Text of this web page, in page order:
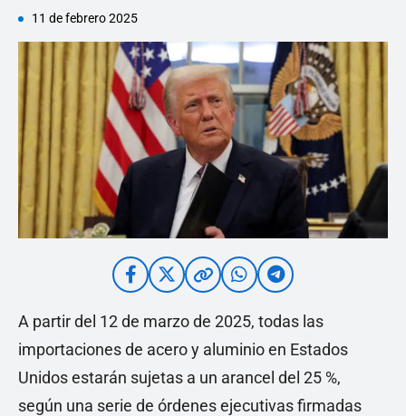
11 de febrero 2025
A partir del 12 de marzo de 2025, todas las
importaciones de acero y aluminio en Estados
Unidos estarán sujetas a un arancel del 25 %,
según una serie de órdenes ejecutivas firmadas